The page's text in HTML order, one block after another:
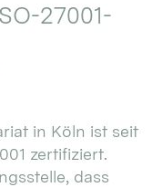
27001-
in Köln ist seit
zertifiziert.
dass